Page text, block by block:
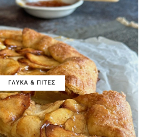
ΓΛΥΚΑ & ΠΙΤΕΣ